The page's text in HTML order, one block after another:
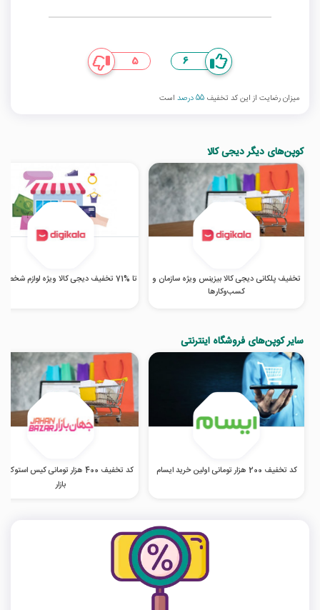
6
5
میزان رضایت از این کد تخفیف 55 درصد است
کوپن‌های دیگر دیجی کالا
تخفیف پلکانی دیجی کالا بیزینس ویژه سازمان و
کسب‌‌وکارها
تا %71 تخفیف دیجی کالا ویژه لوازم شخصی برقی
سایر کوپن‌های فروشگاه اینترنتی
کد تخفیف 200 هزار تومانی اولین خرید ایسام
کد تخفیف 400 هزار تومانی کیس
بازار